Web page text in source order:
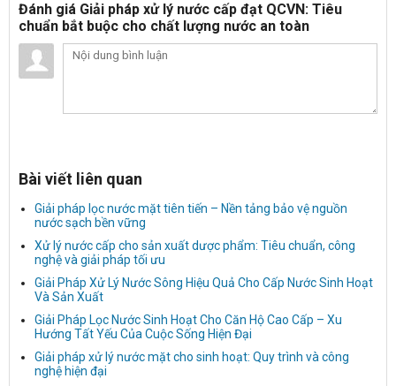
Đánh giá Giải pháp xử lý nước cấp đạt QCVN: Tiêu
chuẩn bắt buộc cho chất lượng nước an toàn
Bài viết liên quan
Giải pháp lọc nước mặt tiên tiến – Nền tảng bảo vệ nguồn
nước sạch bền vững
Xử lý nước cấp cho sản xuất dược phẩm: Tiêu chuẩn, công
nghệ và giải pháp tối ưu
Giải Pháp Xử Lý Nước Sông Hiệu Quả Cho Cấp Nước Sinh Hoạt
Và Sản Xuất
Giải Pháp Lọc Nước Sinh Hoạt Cho Căn Hộ Cao Cấp – Xu
Hướng Tất Yếu Của Cuộc Sống Hiện Đại
Giải pháp xử lý nước mặt cho sinh hoạt: Quy trình và công
nghệ hiện đại